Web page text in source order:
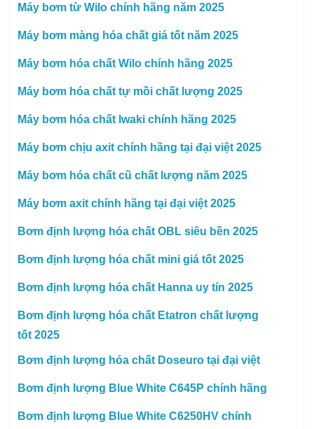
Máy bơm từ Wilo chính hãng năm 2025
Máy bơm màng hóa chất giá tốt năm 2025
Máy bơm hóa chất Wilo chính hãng 2025
Máy bơm hóa chất tự mồi chất lượng 2025
Máy bơm hóa chất Iwaki chính hãng 2025
Máy bơm chịu axit chính hãng tại đại việt 2025
Máy bơm hóa chất cũ chất lượng năm 2025
Máy bơm axit chính hãng tại đại việt 2025
Bơm định lượng hóa chất OBL siêu bền 2025
Bơm định lượng hóa chất mini giá tốt 2025
Bơm định lượng hóa chất Hanna uy tín 2025
Bơm định lượng hóa chất Etatron chất lượng
tốt 2025
Bơm định lượng hóa chất Doseuro tại đại việt
Bơm định lượng Blue White C645P chính hãng
Bơm định lượng Blue White C6250HV chính